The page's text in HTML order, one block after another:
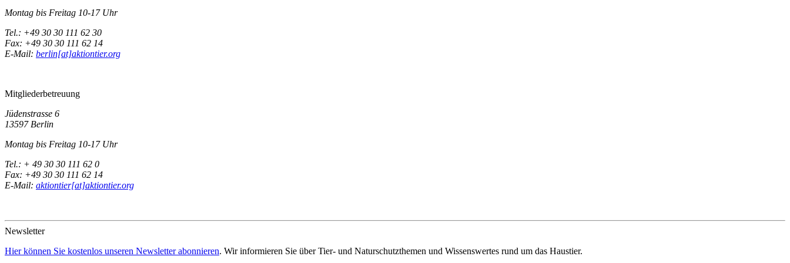
Montag bis Freitag 10-17 Uhr
Tel.: +49 30 30 111 62 30
Fax: +49 30 30 111 62 14
E-Mail: berlin[at]aktiontier.org
Mitgliederbetreuung
Jüdenstrasse 6
13597 Berlin
Montag bis Freitag 10-17 Uhr
Tel.: + 49 30 30 111 62 0
Fax: +49 30 30 111 62 14
E-Mail: aktiontier[at]aktiontier.org
Newsletter
Hier können Sie kostenlos unseren Newsletter abonnieren. Wir informieren Sie über Tier- und Naturschutzthemen und Wissenswertes rund um das Haustier.